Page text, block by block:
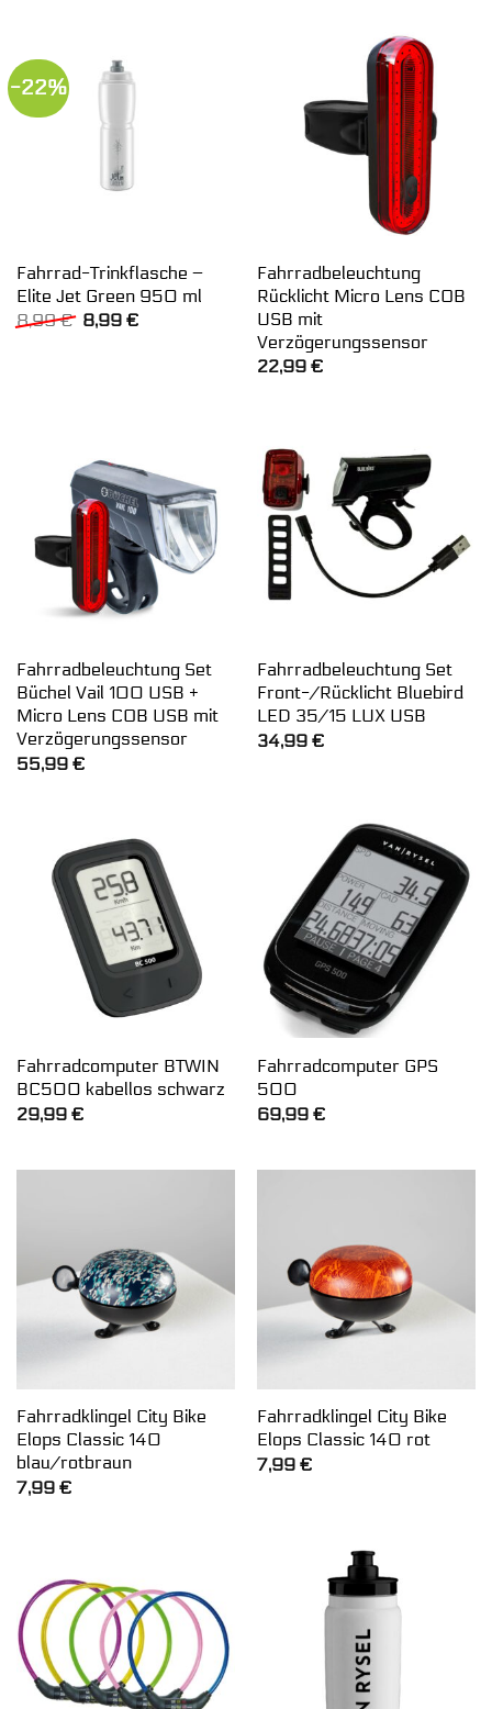
-22%
Fahrrad-Trinkflasche –
Elite Jet Green 950 ml
8,99€ Ursprünglicher
8,99 €Aktueller
Fahrradbeleuchtung
Rücklicht Micro Lens COB
USB mit
Verzögerungssensor
22,99 €
Fahrradbeleuchtung Set
Büchel Vail 100 USB +
Micro Lens COB USB mit
Verzögerungssensor
55,99 €
Fahrradbeleuchtung Set
Front-/Rücklicht Bluebird
LED 35/15 LUX USB
34,99 €
Fahrradcomputer BTWIN
BC500 kabellos schwarz
29,99 €
Fahrradcomputer GPS
500
69,99 €
Fahrradklingel City Bike
Elops Classic 140
blau/rotbraun
7,99 €
Fahrradklingel City Bike
Elops Classic 140 rot
7,99 €